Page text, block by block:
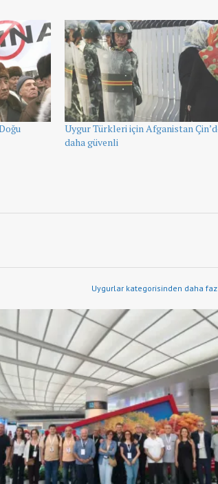
Uygur Türkleri için Afganistan
daha güvenli
Uygurlar kategorisinden daha